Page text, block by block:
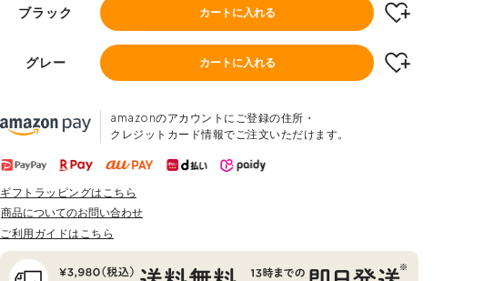
ブラック カートに入れる
グレー カートに入れる
amazonのアカウントにご登録の住所・
クレジットカード情報でご注文いただけます。
ギフトラッピングはこちら
商品についてのお問い合わせ
ご利用ガイドはこちら